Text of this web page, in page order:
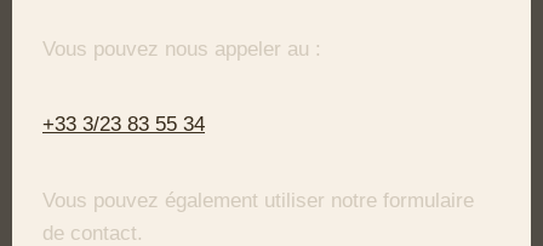
Vous pouvez nous appeler au :
+33 3/23 83 55 34
Vous pouvez également utiliser notre formulaire
de contact.